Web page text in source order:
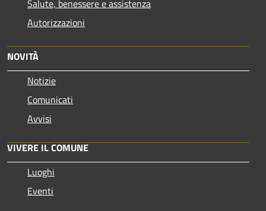
Salute, benessere e assistenza
Autorizzazioni
NOVITÀ
Notizie
Comunicati
Avvisi
VIVERE IL COMUNE
Luoghi
Eventi